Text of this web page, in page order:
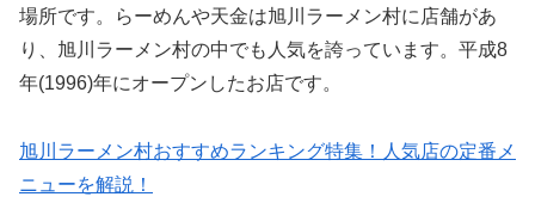
場所です。らーめんや天金は旭川ラーメン村に店舗があ
り、旭川ラーメン村の中でも人気を誇っています。平成8
年(1996)年にオープンしたお店です。
旭川ラーメン村おすすめランキング特集！人気店の定番メ
ニューを解説！